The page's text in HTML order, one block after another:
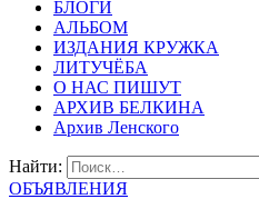
БЛОГИ
АЛЬБОМ
ИЗДАНИЯ КРУЖКА
ЛИТУЧЁБА
О НАС ПИШУТ
АРХИВ БЕЛКИНА
Архив Ленского
Найти:
ОБЪЯВЛЕНИЯ